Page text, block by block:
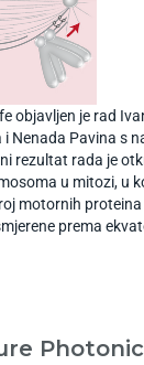
objavljen je rad
Nenada Pavina s
rezultat rada je
u mitozi, u
motornih
prema